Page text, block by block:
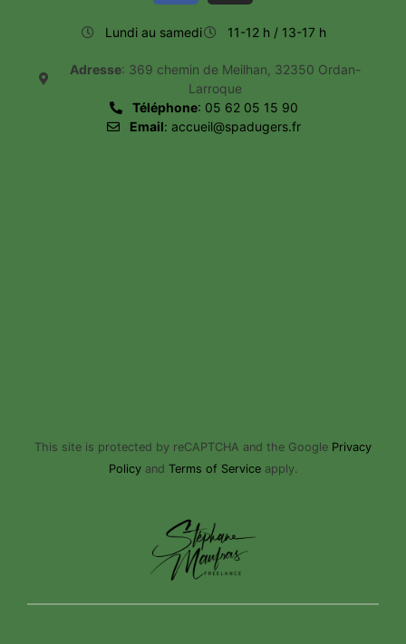
Lundi au samedi 11-12 h / 13-17 h
Adresse: 369 chemin de Meilhan, 32350 Ordan-
Larroque
Téléphone: 05 62 05 15 90
Email: accueil@spadugers.fr
This site is protected by reCAPTCHA and the Google Privacy
Policyand Terms of Serviceapply.